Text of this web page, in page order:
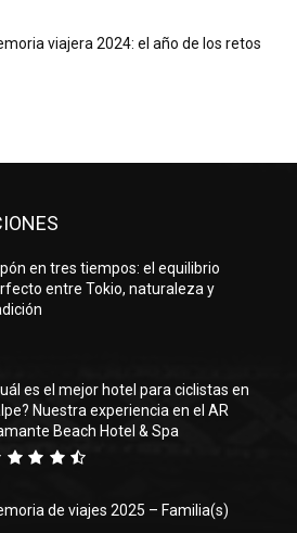
viajera 2024: el año de los retos
en tres tiempos: el equilibrio
entre Tokio, naturaleza y
es el mejor hotel para ciclistas en
Nuestra experiencia en el AR
Beach Hotel & Spa
de viajes 2025 – Familia(s)